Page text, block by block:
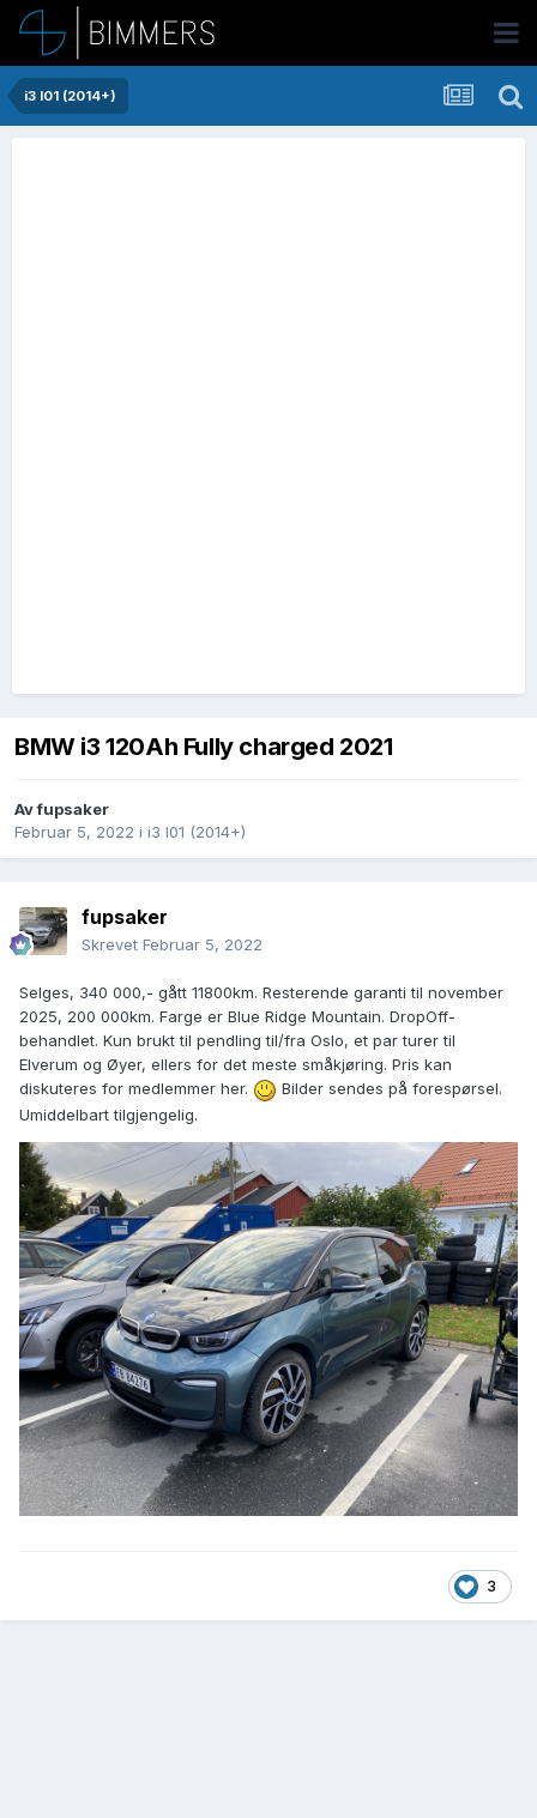
i3 I01 (2014+)
BMW i3 120Ah Fully charged 2021
Avfupsaker
Februar 5, 2022 i i3 I01 (2014+)
fupsaker
Skrevet Februar 5, 2022
Selges, 340 000,- gått 11800km. Resterende garanti til november
2025, 200 000km. Farge er Blue Ridge Mountain. DropOff-
behandlet. Kun brukt til pendling til/fra Oslo, et par turer til
Elverum og Øyer, ellers for det meste småkjøring. Pris kan
diskuteres for medlemmer her.
Bilder sendes på forespørsel.
Umiddelbart tilgjengelig.
3